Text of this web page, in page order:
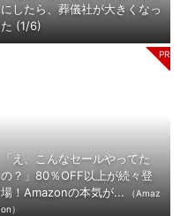
にしたら、葬儀社が大きくなっ
た (1/6)
「え、こんなセールやってた
の？」80％OFF以上が続々登
場！Amazonの本気が...
（Amaz
on）